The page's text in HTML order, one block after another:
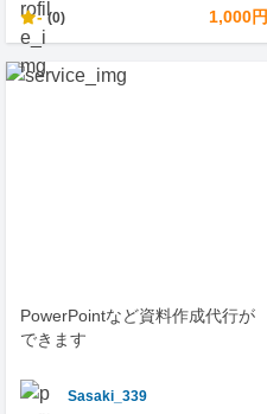
- (0) 1,000円
PowerPointなど資料作成代行が
できます
Sasaki_339